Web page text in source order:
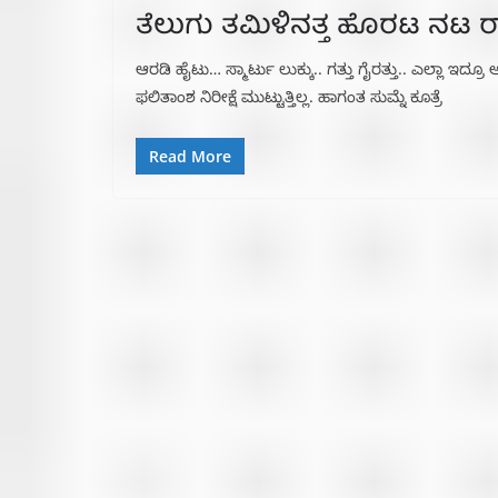
ತೆಲುಗು ತಮಿಳಿನತ್ತ ಹೊರಟ ನಟ
ಆರಡಿ ಹೈಟು… ಸ್ಮಾರ್ಟು ಲುಕ್ಕು.. ಗತ್ತು ಗೈರತ್ತು.. ಎಲ್ಲಾ
ಫಲಿತಾಂಶ ನಿರೀಕ್ಷೆ ಮುಟ್ಟುತ್ತಿಲ್ಲ. ಹಾಗಂತ ಸುಮ್ನೆ ಕೂತ್ರೆ
Read More